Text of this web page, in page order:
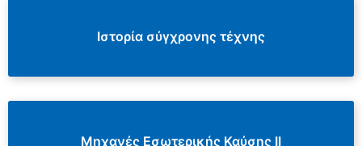
Ιστορία σύγχρονης τέχνης
Μηχανές Εσωτερικής Καύσης ΙΙ